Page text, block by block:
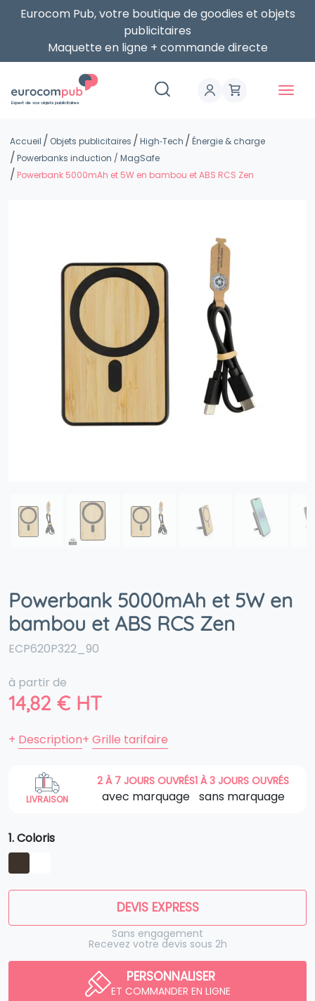
Eurocom Pub, votre boutique de goodies et objets
publicitaires
Maquette en ligne + commande directe
Expert de vos objets publicitaires
Accueil Objets publicitaires High‑Tech
Énergie & charge
Powerbanks induction / MagSafe
Powerbank 5000mAh et 5W en bambou et ABS RCS Zen
Powerbank 5000mAh et 5W en
bambou et ABS RCS Zen
ECP620P322_90
à partir de
14,82 € HT
+ Description+ Grille tarifaire
LIVRAISON
2 À 7 JOURS OUVRÉS
avec marquage
1 À 3 JOURS OUVRÉS
sans marquage
1. Coloris
DEVIS EXPRESS
Sans engagement
Recevez votre devis sous 2h
PERSONNALISER
ET COMMANDER EN LIGNE